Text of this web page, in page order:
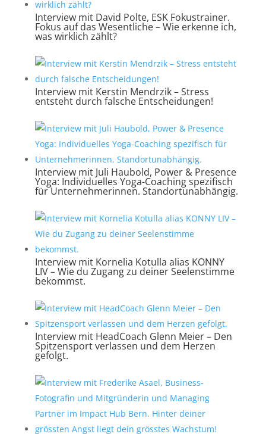
Interview mit David Polte, ESK Fokustrainer.
Fokus auf das Wesentliche – Wie erkenne ich,
was wirklich zählt?
Interview mit Kerstin Mendrzik – Stress
entsteht durch falsche Entscheidungen!
Interview mit Juli Haubold, Power & Presence
Yoga: Individuelles Yoga-Coaching spezifisch
für Unternehmerinnen. Standortunabhängig.
Interview mit Kornelia Kotulla alias KONNY
LIV – Wie du Zugang zu deiner Seelenstimme
bekommst.
Interview mit HeadCoach Glenn Meier – Den
Spitzensport verlassen und dem Herzen
gefolgt.